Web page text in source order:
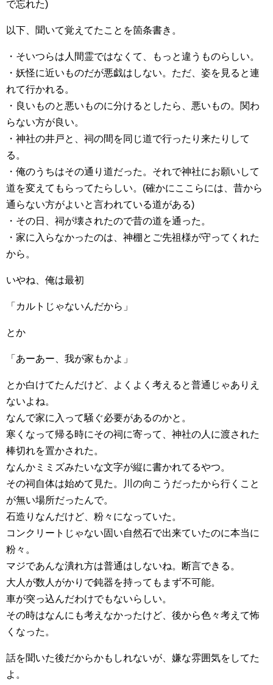
で忘れた)
以下、聞いて覚えてたことを箇条書き。
・そいつらは人間霊ではなくて、もっと違うものらしい。
・妖怪に近いものだが悪戯はしない。ただ、姿を見ると連
れて行かれる。
・良いものと悪いものに分けるとしたら、悪いもの。関わ
らない方が良い。
・神社の井戸と、祠の間を同じ道で行ったり来たりして
る。
・俺のうちはその通り道だった。それで神社にお願いして
道を変えてもらってたらしい。(確かにここらには、昔から
通らない方がよいと言われている道がある)
・その日、祠が壊されたので昔の道を通った。
・家に入らなかったのは、神棚とご先祖様が守ってくれた
から。
いやね、俺は最初
「カルトじゃないんだから」
とか
「あーあー、我が家もかよ」
とか白けてたんだけど、よくよく考えると普通じゃありえ
ないよね。
なんで家に入って騒ぐ必要があるのかと。
寒くなって帰る時にその祠に寄って、神社の人に渡された
棒切れを置かされた。
なんかミミズみたいな文字が縦に書かれてるやつ。
その祠自体は始めて見た。川の向こうだったから行くこと
が無い場所だったんで。
石造りなんだけど、粉々になっていた。
コンクリートじゃない固い自然石で出来ていたのに本当に
粉々。
マジであんな潰れ方は普通はしないね。断言できる。
大人が数人がかりで鈍器を持ってもまず不可能。
車が突っ込んだわけでもないらしい。
その時はなんにも考えなかったけど、後から色々考えて怖
くなった。
話を聞いた後だからかもしれないが、嫌な雰囲気をしてた
よ。